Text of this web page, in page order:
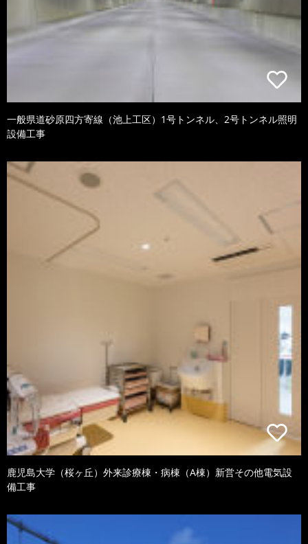
一般県道砂原四方寄線（池上工区）1号トンネル、2号トンネル照明
設備工事
鹿児島大学（桜ヶ丘）外来診療棟・病棟（A棟）新営その他電気設
備工事